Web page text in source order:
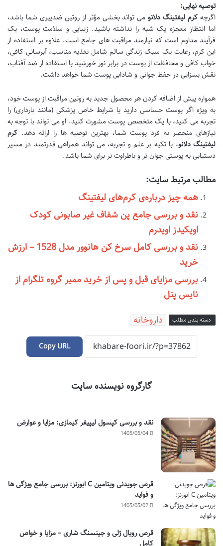
توصیه نهایی:
اگرچه کرم لیفتینگ دلانومی تواند بخشی مؤثر از روتین ضدپیری شما باشد،
اما انتظار معجزه یک شبه را نداشته باشید. زیبایی و سلامت پوست، یک
فرآیند مداوم است که نیازمند مراقبت های جامع است. علاوه بر استفاده از
این کرم، رعایت یک سبک زندگی سالم شامل تغذیه مناسب، آبرسانی کافی،
خواب کافی و محافظت از پوست در برابر نور خورشید با استفاده از ضد آفتاب،
نقش بسزایی در حفظ جوانی و شادابی پوست شما خواهد داشت.
همواره پیش از اضافه کردن هر محصول جدید به روتین مراقبت از پوست خود،
به ویژه اگر پوست حساسی دارید یا شرایط خاص پزشکی (مانند بارداری) را
تجربه می کنید، با یک متخصص پوست مشورت کنید. او می تواند با توجه به
نیازهای منحصر به فرد پوست شما، بهترین توصیه ها را ارائه دهد. کرم
لیفتینگ دلانو، با تکیه بر علم و تجربه، می تواند همراهی قدرتمند در مسیر
دستیابی به پوستی جوان تر و باطراوت تر برای شما باشد.
مطالب مرتبط سایت:
همه چیز درباره‌ی کرم‌های لیفتینگ
نقد و بررسی جامع پن شفاف غیر صابونی کودک
اویکیدز اویدرم
نقد و بررسی کامل سرخ کن هانوور مدل 1528 – ارزش
خرید
بررسی مزایای قبل و پس از خرید ممبر گروه تلگرام از
نایس پنل
دسته بندی مطلب داروخانه
Copy URL
گارگروه نویسنده سایت
نقد و بررسی کپسول لیپیفر کیمازی: مزایا و عوارض
1405/05/04
قرص جویدنی ویتامین C ابورنز: بررسی جامع ویژگی ها
و فواید
1405/05/02
قرص رویال ژلی و جینسنگ شاری – مزایا و خواص
کامل